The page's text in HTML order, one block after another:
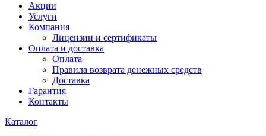
Акции
Услуги
Компания
Лицензии и сертификаты
Оплата и доставка
Оплата
Правила возврата денежных средств
Доставка
Гарантия
Контакты
Каталог